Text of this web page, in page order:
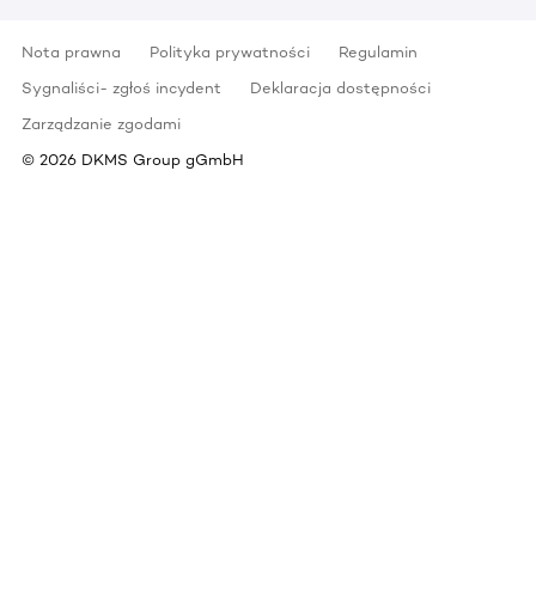
Nota prawna Polityka prywatności
Regulamin
Sygnaliści- zgłoś incydent
Deklaracja dostępności
Zarządzanie zgodami
© 2026 DKMS Group gGmbH